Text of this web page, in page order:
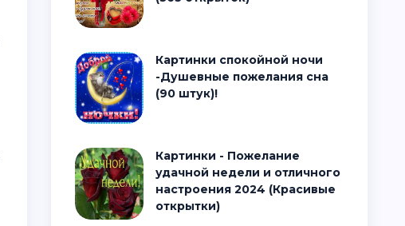
Картинки спокойной ночи
-Душевные пожелания сна
(90 штук)!
Картинки - Пожелание
удачной недели и отличного
настроения 2024 (Красивые
открытки)